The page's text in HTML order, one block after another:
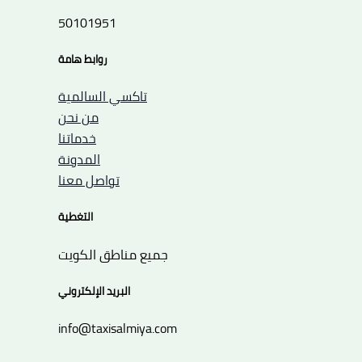
50101951
روابط هامة
تاكسي السالمية
من نحن
خدماتنا
المدونة
تواصل معنا
التغطية
جميع مناطق الكويت
البريد الإلكتروني
info@taxisalmiya.com